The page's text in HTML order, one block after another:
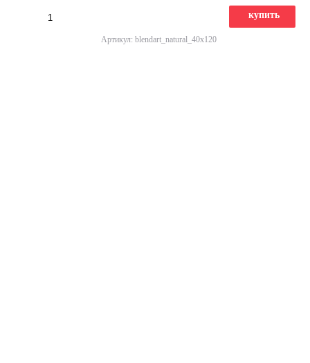
купить
Артикул: blendart_natural_40x120